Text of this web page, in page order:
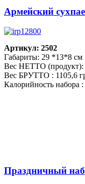
Армейский
Артикул: 2502
Габариты: 29 *13*8 см
Вес НЕТТО (продукт):
Вес БРУТТО : 1105,6
Калорийность набора
Праздничный